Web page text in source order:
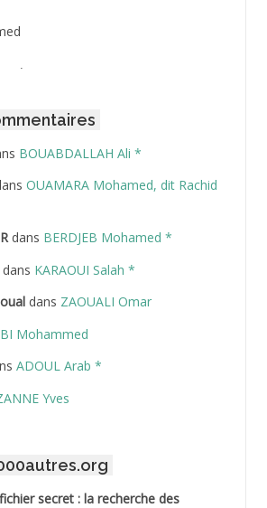
*
*
Ahmed
BOUABDALLAH Ali *
OUAMARA Mohamed, dit Rachid
dans BERDJEB Mohamed *
KARAOUI Salah *
dans ZAOUALI Omar
Mohammed
ADOUL Arab *
Yves
secret : la recherche des